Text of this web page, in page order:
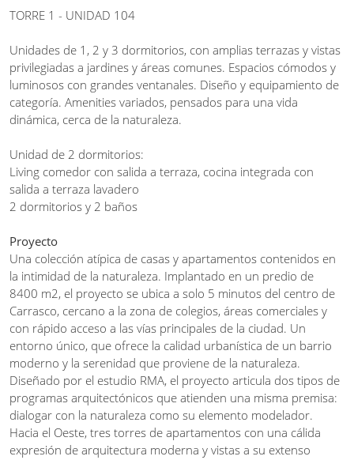
TORRE 1 - UNIDAD 104
Unidades de 1, 2 y 3 dormitorios, con amplias terrazas y vistas
privilegiadas a jardines y áreas comunes. Espacios cómodos y
luminosos con grandes ventanales. Diseño y equipamiento de
categoría. Amenities variados, pensados para una vida
dinámica, cerca de la naturaleza.
Unidad de 2 dormitorios:
Living comedor con salida a terraza, cocina integrada con
salida a terraza lavadero
2 dormitorios y 2 baños
Proyecto
Una colección atípica de casas y apartamentos contenidos en
la intimidad de la naturaleza. Implantado en un predio de
8400 m2, el proyecto se ubica a solo 5 minutos del centro de
Carrasco, cercano a la zona de colegios, áreas comerciales y
con rápido acceso a las vías principales de la ciudad. Un
entorno único, que ofrece la calidad urbanística de un barrio
moderno y la serenidad que proviene de la naturaleza.
Diseñado por el estudio RMA, el proyecto articula dos tipos de
programas arquitectónicos que atienden una misma premisa:
dialogar con la naturaleza como su elemento modelador.
Hacia el Oeste, tres torres de apartamentos con una cálida
expresión de arquitectura moderna y vistas a su extenso